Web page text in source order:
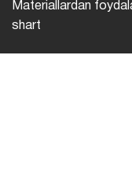
Materiallardan
shart